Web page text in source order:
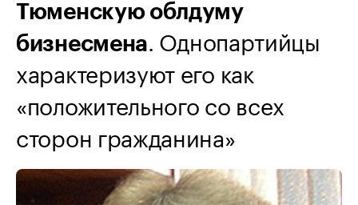
Тюменскую облдуму
бизнесмена. Однопартийцы
характеризуют его как
«положительного со всех
сторон гражданина»